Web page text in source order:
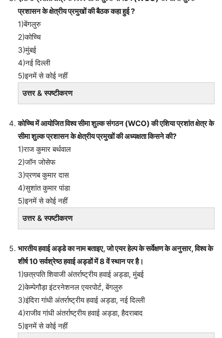
प्रशासन के क्षेत्रीय प्रमुखों की बैठक कहा हुई ?
1)बेंगलुरु
2)कोच्चि
3)मुंबई
4)नई दिल्ली
5)इनमें से कोई नहीं
उत्तर & स्पष्टीकरण
कोच्चि में आयोजित विश्व सीमा शुल्क संगठन (WCO) की एशिया प्रशांत क्षेत्र के
सीमा शुल्क प्रशासन के क्षेत्रीय प्रमुखों की अध्यक्षता किसने की?
1)राज कुमार बर्थवाल
2)जॉन जोसेफ
3)प्रणब कुमार दास
4)सुशांत कुमार पांडा
5)इनमें से कोई नहीं
उत्तर & स्पष्टीकरण
भारतीय हवाई अड्डे का नाम बताइए, जो एयर हेल्प के सर्वेक्षण के अनुसार, विश्व के
शीर्ष 10 सर्वश्रेष्ठ हवाई अड्डों में 8 वें स्थान पर है।
1)छत्रपति शिवाजी अंतर्राष्ट्रीय हवाई अड्डा, मुंबई
2)केम्पेगौड़ा इंटरनेशनल एयरपोर्ट, बेंगलुरु
3)इंदिरा गांधी अंतर्राष्ट्रीय हवाई अड्डा, नई दिल्ली
4)राजीव गांधी अंतर्राष्ट्रीय हवाई अड्डा, हैदराबाद
5)इनमें से कोई नहीं